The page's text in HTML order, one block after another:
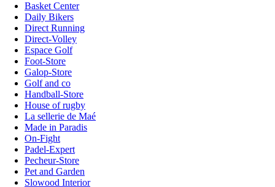
Basket Center
Daily Bikers
Direct Running
Direct-Volley
Espace Golf
Foot-Store
Galop-Store
Golf and co
Handball-Store
House of rugby
La sellerie de Maé
Made in Paradis
On-Fight
Padel-Expert
Pecheur-Store
Pet and Garden
Slowood Interior